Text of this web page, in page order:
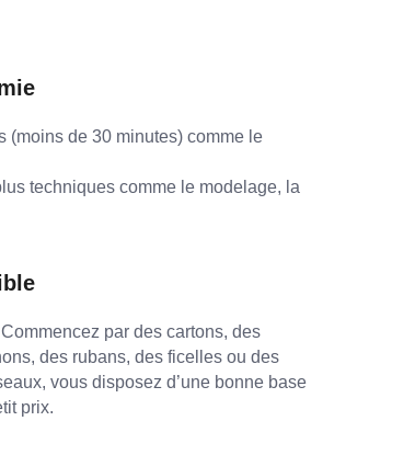
(moins de 30 minutes) comme le
techniques comme le modelage, la
par des cartons, des
des rubans, des ficelles ou des
vous disposez d’une bonne base
prix.